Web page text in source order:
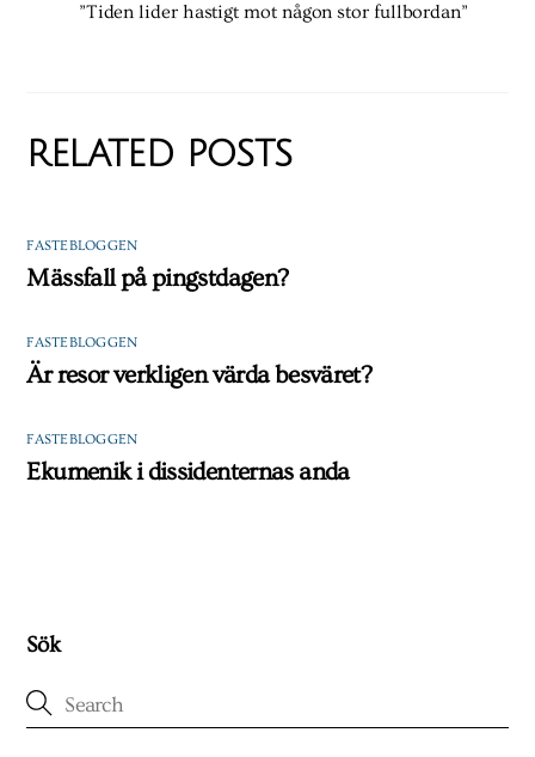
”Tiden lider hastigt mot någon stor fullbordan”
RELATED POSTS
FASTEBLOGGEN
Mässfall på pingstdagen?
FASTEBLOGGEN
Är resor verkligen värda besväret?
FASTEBLOGGEN
Ekumenik i dissidenternas anda
Sök